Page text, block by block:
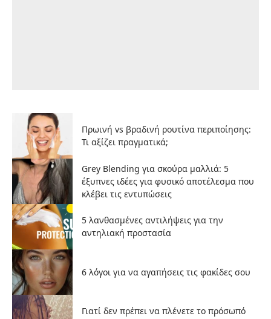
Πρωινή vs βραδινή ρουτίνα περιποίησης:
Τι αξίζει πραγματικά;
Grey Blending για σκούρα μαλλιά: 5
έξυπνες ιδέες για φυσικό αποτέλεσμα που
κλέβει τις εντυπώσεις
5 λανθασμένες αντιλήψεις για την
αντηλιακή προστασία
6 λόγοι για να αγαπήσεις τις φακίδες σου
Γιατί δεν πρέπει να πλένετε το πρόσωπό